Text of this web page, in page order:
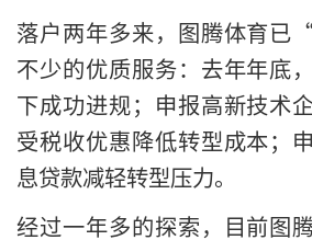
落户两年多来，图腾体育
不少的优质服务：去年年底
下成功进规；申报高新技术
受税收优惠降低转型成本；
息贷款减轻转型压力。
经过一年多的探索，目前图